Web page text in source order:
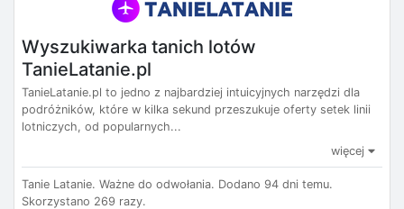
Wyszukiwarka tanich lotów
TanieLatanie.pl
TanieLatanie.pl to jedno z najbardziej intuicyjnych narzędzi dla
podróżników, które w kilka sekund przeszukuje oferty setek linii
lotniczych, od popularnych...
więcej
Tanie Latanie. Ważne do odwołania. Dodano 94 dni temu.
Skorzystano 269 razy.